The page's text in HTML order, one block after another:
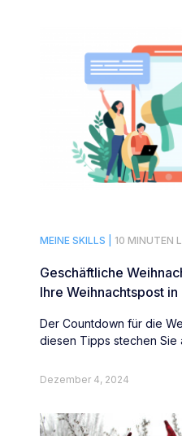
MEINE SKILLS | 10 MINUTEN
Geschäftliche
Ihre Weihnachtspost in
Der Countdown für die
diesen Tipps stechen Sie
Dezember 4, 2024